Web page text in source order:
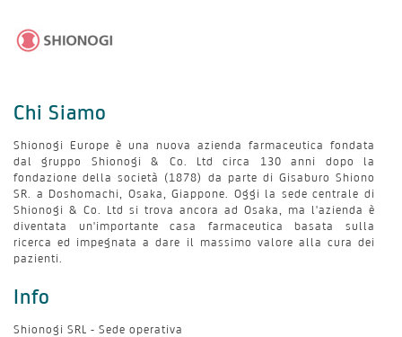
Chi Siamo
Shionogi Europe è una nuova azienda farmaceutica fondata
dal gruppo Shionogi & Co. Ltd circa 130 anni dopo la
fondazione della società (1878) da parte di Gisaburo Shiono
SR. a Doshomachi, Osaka, Giappone. Oggi la sede centrale di
Shionogi & Co. Ltd si trova ancora ad Osaka, ma l'azienda è
diventata un'importante casa farmaceutica basata sulla
ricerca ed impegnata a dare il massimo valore alla cura dei
pazienti.
Info
Shionogi SRL - Sede operativa